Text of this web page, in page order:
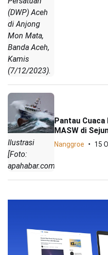
(DWP) Aceh
di Anjong
Mon Mata,
Banda Aceh,
Kamis
(7/12/2023).
Ilustrasi
[Foto:
apahabar.com]
Pantau Cuaca
MASW di
Nanggroe 15